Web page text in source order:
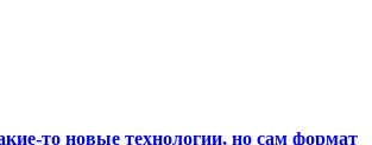
то новые технологии, но сам формат